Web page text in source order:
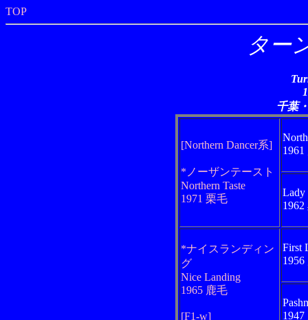
TOP
ター
千葉
[Northern Dancer系]
*ノーザンテースト
Northern Taste
1971 栗毛
Lady
*ナイスランディン
グ
Nice Landing
1965 鹿毛
[F1-w]
First